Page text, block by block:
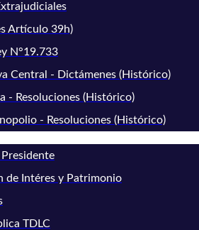
Artículo 39h)
N°19.733
Central - Dictámenes (Histórico)
- Resoluciones (Histórico)
- Resoluciones (Histórico)
de Intéres y Patrimonio
TDLC